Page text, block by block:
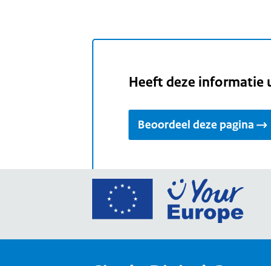
Heeft deze informatie
Beoordeel deze pagina
Ga